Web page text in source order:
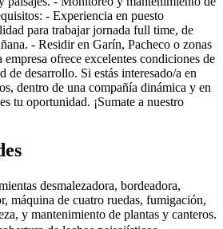
- Experiencia en puesto
para trabajar jornada full time, de
- Residir en Garín, Pacheco o zonas
ofrece excelentes condiciones de
de desarrollo. Si estás interesado/a en
dentro de una compañía dinámica y en
tu oportunidad. ¡Sumate a nuestro
desmalezadora, bordeadora,
máquina de cuatro ruedas, fumigación,
y mantenimiento de plantas y canteros.